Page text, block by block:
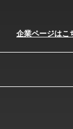
企業ページはこ